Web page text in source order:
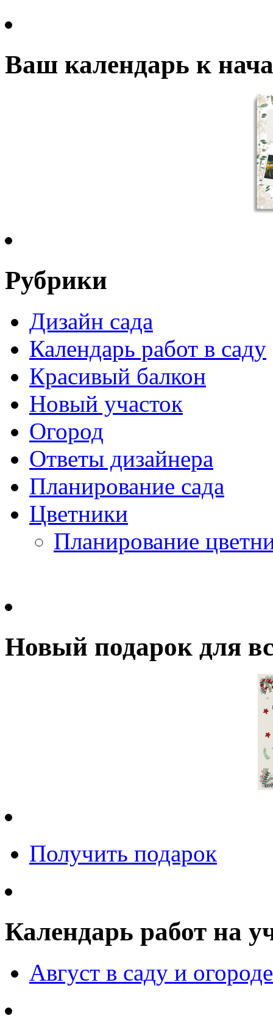
Ваш календарь к
Рубрики
Дизайн сада
Календарь работ в саду
Красивый балкон
Новый участок
Огород
Ответы дизайнера
Планирование сада
Цветники
Планирование
Новый подарок для
Получить подарок
Календарь работ на
Август в саду и огороде